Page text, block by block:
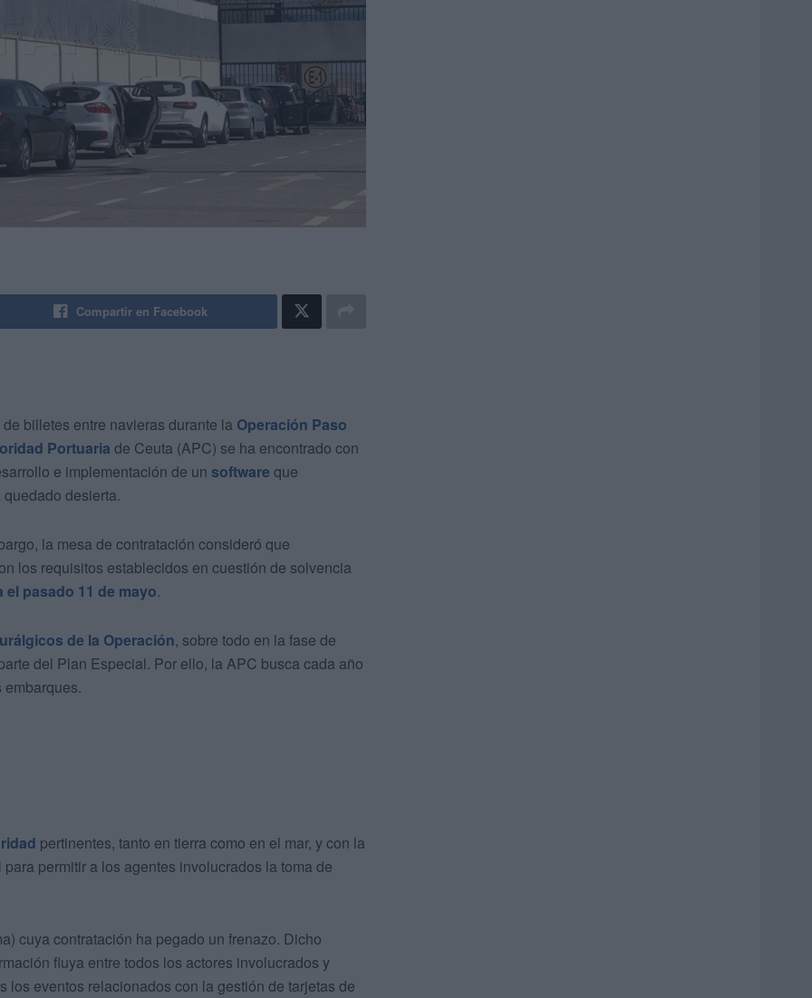
Compartir en Facebook
billetes entre navieras durante la Operación Paso
Portuaria de Ceuta (APC) se ha encontrado con
e implementación de un software que
desierta.
la mesa de contratación consideró que
los requisitos establecidos en cuestión de solvencia
el pasado 11 de mayo.
de la Operación, sobre todo en la fase de
del Plan Especial. Por ello, la APC busca cada año
pertinentes, tanto en tierra como en el mar, y con la
permitir a los agentes involucrados la toma de
cuya contratación ha pegado un frenazo. Dicho
fluya entre todos los actores involucrados y
eventos relacionados con la gestión de tarjetas de